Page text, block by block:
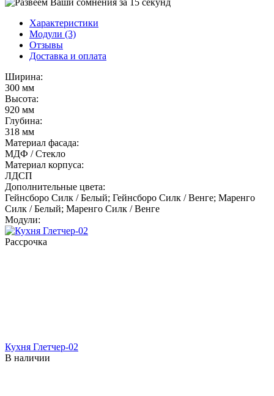
Характеристики
Модули (3)
Отзывы
Доставка и оплата
Ширина:
300 мм
Высота:
920 мм
Глубина:
318 мм
Материал фасада:
МДФ / Стекло
Материал корпуса:
ЛДСП
Дополнительные цвета:
Гейнсборо Силк / Белый; Гейнсборо Силк / Венге; Маренго
Силк / Белый; Маренго Силк / Венге
Модули:
Рассрочка
Кухня Глетчер-02
В наличии